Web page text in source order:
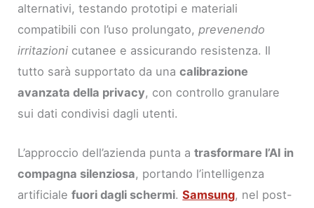
alternativi, testando prototipi e materiali
compatibili con l’uso prolungato,prevenendo
irritazioni cutanee e assicurando resistenza. Il
tutto sarà supportato da unacalibrazione
avanzata della privacy, con controllo granulare
sui dati condivisi dagli utenti.
L’approccio dell’azienda punta atrasformare l’AI in
compagna silenziosa, portando l’intelligenza
artificialefuori dagli schermi.Samsung, nel post-